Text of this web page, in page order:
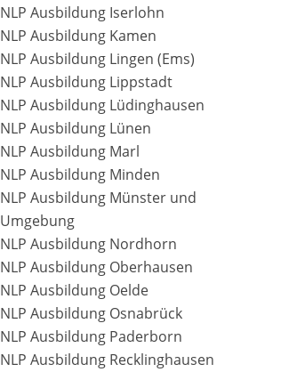
NLP Ausbildung Iserlohn
NLP Ausbildung Kamen
NLP Ausbildung Lingen (Ems)
NLP Ausbildung Lippstadt
NLP Ausbildung Lüdinghausen
NLP Ausbildung Lünen
NLP Ausbildung Marl
NLP Ausbildung Minden
NLP Ausbildung Münster und
Umgebung
NLP Ausbildung Nordhorn
NLP Ausbildung Oberhausen
NLP Ausbildung Oelde
NLP Ausbildung Osnabrück
NLP Ausbildung Paderborn
NLP Ausbildung Recklinghausen